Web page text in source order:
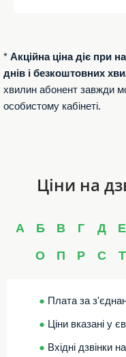
* Акційна ціна діє при
днів і безкоштовних
хвилин абонент завжди
особистому кабінеті.
Ціни на
А Б В Г Д Е
О
П Р С Т
● Плата за
● Ціни вказані у
● Вхідні дзвінки